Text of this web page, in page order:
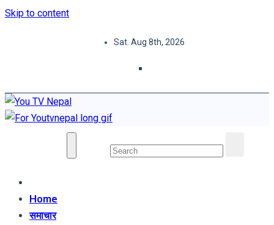
Skip to content
Sat. Aug 8th, 2026
Home
समाचार